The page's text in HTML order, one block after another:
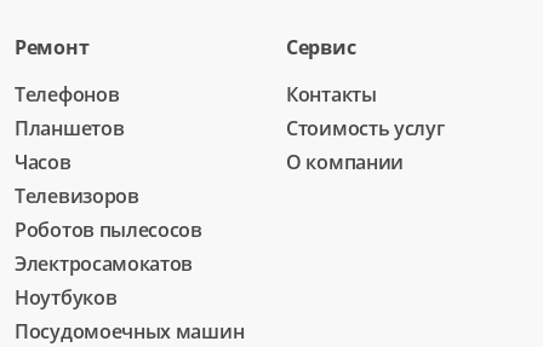
Ремонт
Телефонов
Планшетов
Часов
Телевизоров
Роботов пылесосов
Электросамокатов
Ноутбуков
Посудомоечных машин
Сервис
Контакты
Стоимость услуг
О компании